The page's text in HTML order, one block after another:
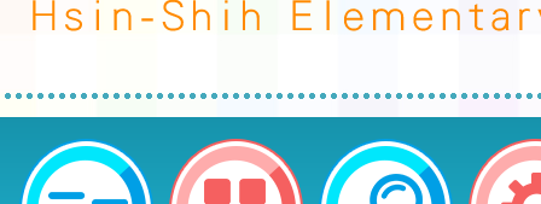
慈濟慈善事業基金會辦理「教師心
簡章1份-桃園市平鎮區新勢國民小